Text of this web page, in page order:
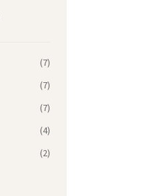
(7)
(7)
(7)
(4)
(2)